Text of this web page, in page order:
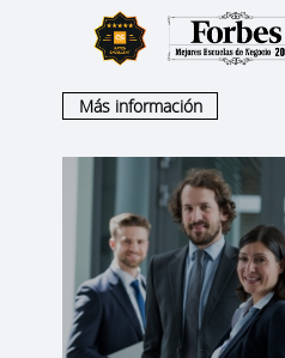
Más información